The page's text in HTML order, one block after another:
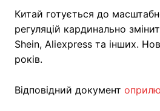
Китай готується до
регуляцій кардинально
Shein, Aliexpress та інших.
років.
Відповідний документ